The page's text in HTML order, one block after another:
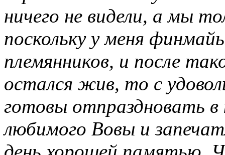
ничего не видели, а мы
поскольку у меня
племянников, и после
остался жив, то с
готовы отпраздновать в
любимого Вовы и